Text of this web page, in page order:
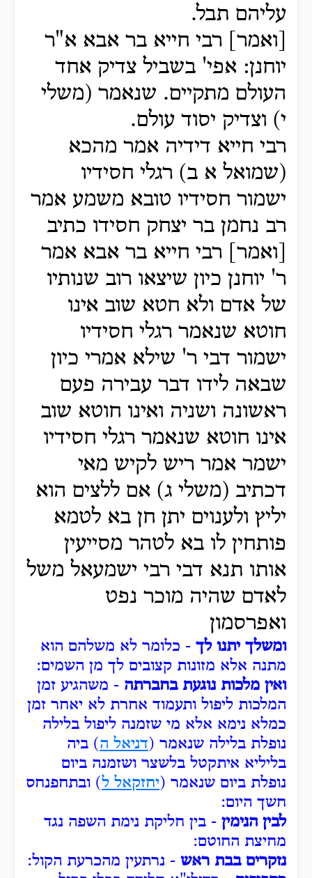
עליהם תבל.
[ואמר] רבי חייא בר אבא א"ר
יוחנן: אפי' בשביל צדיק אחד
העולם מתקיים. שנאמר (משלי
י) וצדיק יסוד עולם.
רבי חייא דידיה אמר מהכא
(שמואל א ב) רגלי חסידיו
ישמור חסידיו טובא משמע אמר
רב נחמן בר יצחק חסידו כתיב
[ואמר] רבי חייא בר אבא אמר
ר' יוחנן כיון שיצאו רוב שנותיו
של אדם ולא חטא שוב אינו
חוטא שנאמר רגלי חסידיו
ישמור דבי ר' שילא אמרי כיון
שבאה לידו דבר עבירה פעם
ראשונה ושניה ואינו חוטא שוב
אינו חוטא שנאמר רגלי חסידיו
ישמר אמר ריש לקיש מאי
דכתיב (משלי ג) אם ללצים הוא
יליץ ולענוים יתן חן בא לטמא
פותחין לו בא לטהר מסייעין
אותו תנא דבי רבי ישמעאל משל
לאדם שהיה מוכר נפט
ואפרסמון
ומשלך יתנו לך - כלומר לא משלהם הוא
מתנה אלא מזונות קצובים לך מן השמים:
ואין מלכות נוגעת בחברתה - משהגיע זמן
המלכות ליפול ותעמוד אחרת לא יאחר זמן
כמלא נימא אלא מי שזמנה ליפול בלילה
נופלת בלילה שנאמר (דניאל ה) ביה
בליליא איתקטל בלשצר ושזמנה ביום
נופלת ביום שנאמר (יחזקאל ל) ובתחפנחס
חשך היום:
לבין הנימין - בין חליקת נימת השפה נגד
מחיצת החוטם:
נזקרים בבת ראש - נרתעין מהכרעת הקול: